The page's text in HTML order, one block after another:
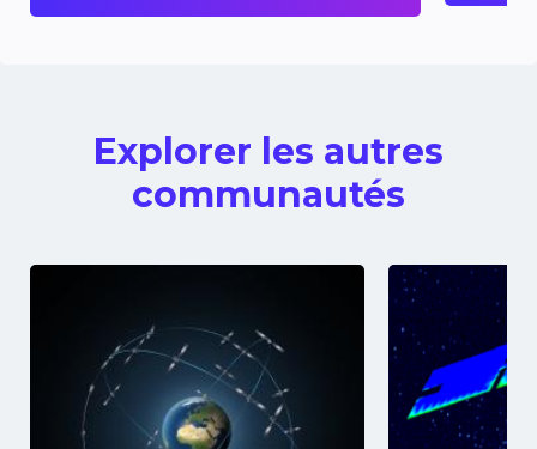
Explorer les autres
communautés